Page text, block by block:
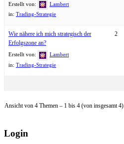
Erstellt von:
Lambert
in: Trading-Strategie
Wie nähere ich mich strategisch der
Erfolgszone an?
Erstellt von:
Lambert
in: Trading-Strategie
2
Ansicht von 4 Themen – 1 bis 4 (von insgesamt 4)
Login